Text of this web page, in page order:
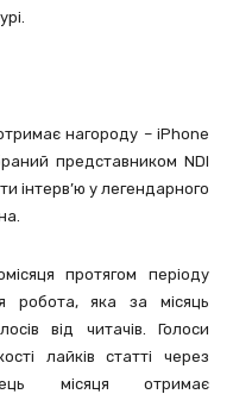
нагороду – iPhone
представником NDI
інтерв’ю у легендарного
протягом періоду
робота, яка за місяць
від читачів. Голоси
лайків статті через
місяця отримає